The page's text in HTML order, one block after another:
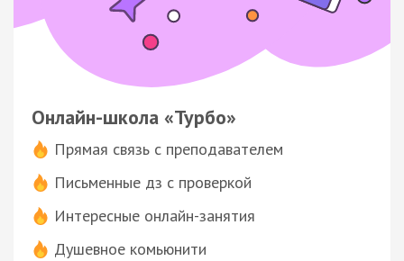
Онлайн-школа «Турбо»
Прямая связь с преподавателем
Письменные дз с проверкой
Интересные онлайн-занятия
Душевное комьюнити